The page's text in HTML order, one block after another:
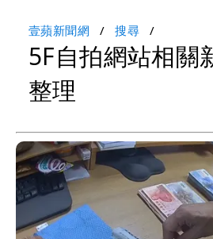
壹蘋新聞網 搜尋
5F自拍網站相關
整理